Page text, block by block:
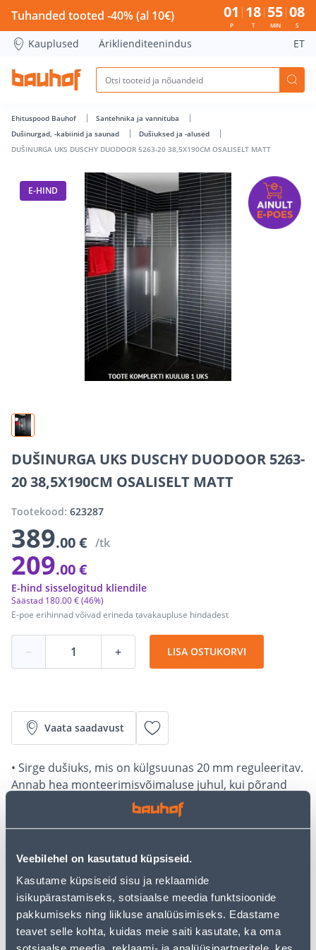
Veebilehel on kasutatud küpsiseid.
Kasutame küpsiseid sisu ja reklaamide
isikupärastamiseks, sotsiaalse meedia funktsioonide
pakkumiseks ning liikluse analüüsimiseks. Edastame
teavet selle kohta, kuidas meie saiti kasutate, ka oma
DUŠINURGA UKS DUSCHY DUODOOR 5263-20
Tuhanded tooted -40% (al 10€) 01
P
18
T
55
MIN
07
S
Kauplused Äriklienditeenindus ET
Ehituspood Bauhof
Santehnika ja vannituba
Dušinurgad, -kabiinid ja saunad
Dušiuksed ja -alused
DUŠINURGA UKS DUSCHY DUODOOR 5263-20 38,5X190CM OSALISELT MATT
E-HIND
DUŠINURGA UKS DUSCHY DUODOOR 5263-
20 38,5X190CM OSALISELT MATT
Tootekood: 623287
389.00 € /tk
209.00 €
E-poe erihinnad võivad erineda tavakaupluse hindadest
Säästad 180.00 €(46%)
E-hind sisselogitud kliendile
− + LISA OSTUKORVI
Vaata saadavust
• Sirge dušiuks, mis on külgsuunas 20 mm reguleeritav.
Annab hea monteerimisvõimaluse juhul, kui põrand
• Karastatud 6 mm osaliselt matt turvaklaas,
põrandaserva tihend.
• 14-päevane tagastusõigus.
• HANKIJA LAOST TELLITAV TOODE
Järelmaksu kalkulaator